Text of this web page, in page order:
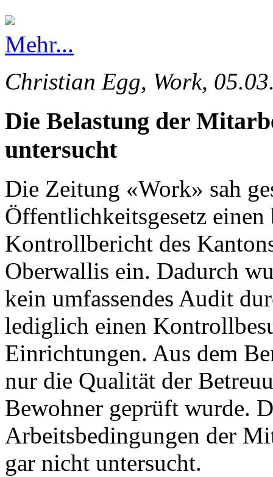
Mehr...
Christian Egg, Work,
Die Belastung der
untersucht
Die Zeitung «Work» sah
Öffentlichkeitsgesetz
Kontrollbericht des
Oberwallis ein. Dadurch
kein umfassendes Audit
lediglich einen
Einrichtungen. Aus dem
nur die Qualität der
Bewohner geprüft wurde.
Arbeitsbedingungen der
gar nicht untersucht.